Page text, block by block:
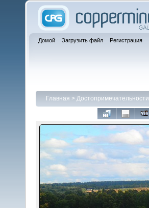
Домой Загрузить файл Регистрация
Главная > Достопримечательности